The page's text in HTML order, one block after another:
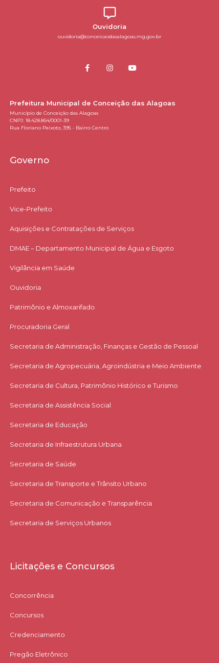
Ouvidoria
ouvidoria@conceicaodasalagoas.mg.gov.br
Prefeitura Municipal de Conceição das Alagoas
Município de Conceição das Alagoas
CNPJ: 18.428.854/0001-39
Rua Floriano Peixoto, 395 - Bairro Centro
Governo
Prefeito
Vice-Prefeito
Aquisições e Contratações de Serviços​
DMAE – Departamento Municipal de Água e Esgoto
Vigilância em Saúde
Ouvidoria
Patrimônio e Almoxarifado
Procuradoria Geral
Secretaria de Administração, Finanças e Gestão de Pessoal
Secretaria de Agropecuária, Agroindústria e Meio Ambiente
Secretaria de Cultura, Patrimônio Histórico e Turismo
Secretaria de Assistência Social
Secretaria de Educação
Secretaria de Infraestrutura Urbana
Secretaria de Saúde
Secretaria de Transporte e Trânsito Urbano
Secretaria de Comunicação e Transparência
Secretaria de Serviços Urbanos
Licitações e Concursos
Concorrência
Concursos
Credenciamento
Pregão Eletrônico